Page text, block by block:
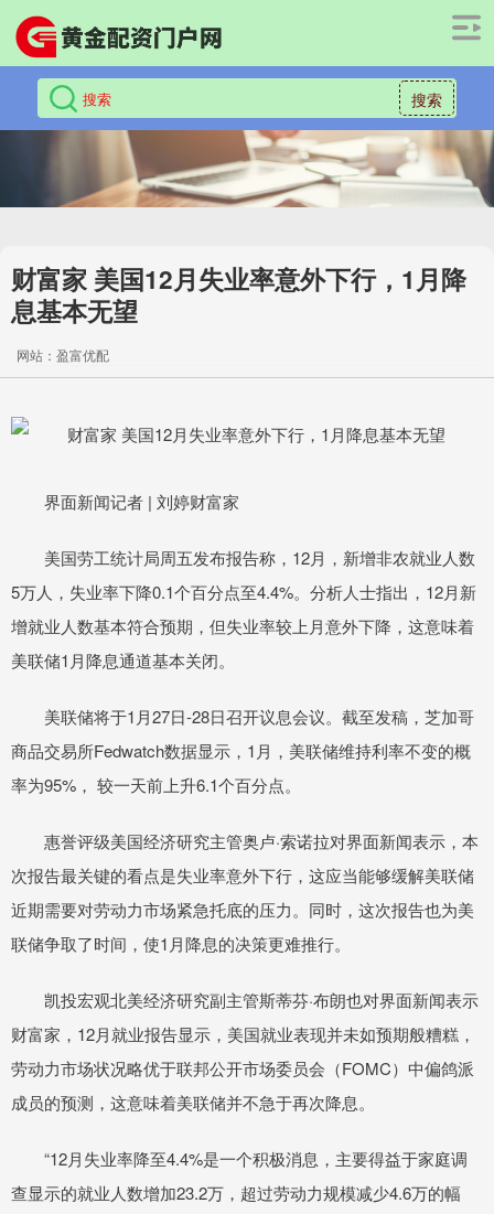
搜索
财富家 美国12月失业率意外下行，1月降
息基本无望
网站：盈富优配
界面新闻记者 | 刘婷财富家
美国劳工统计局周五发布报告称，12月，新增非农就业人数
5万人，失业率下降0.1个百分点至4.4%。分析人士指出，12月新
增就业人数基本符合预期，但失业率较上月意外下降，这意味着
美联储1月降息通道基本关闭。
美联储将于1月27日-28日召开议息会议。截至发稿，芝加哥
商品交易所Fedwatch数据显示，1月，美联储维持利率不变的概
率为95%， 较一天前上升6.1个百分点。
惠誉评级美国经济研究主管奥卢·索诺拉对界面新闻表示，本
次报告最关键的看点是失业率意外下行，这应当能够缓解美联储
近期需要对劳动力市场紧急托底的压力。同时，这次报告也为美
联储争取了时间，使1月降息的决策更难推行。
凯投宏观北美经济研究副主管斯蒂芬·布朗也对界面新闻表示
财富家，12月就业报告显示，美国就业表现并未如预期般糟糕，
劳动力市场状况略优于联邦公开市场委员会（FOMC）中偏鸽派
成员的预测，这意味着美联储并不急于再次降息。
“12月失业率降至4.4%是一个积极消息，主要得益于家庭调
查显示的就业人数增加23.2万，超过劳动力规模减少4.6万的幅